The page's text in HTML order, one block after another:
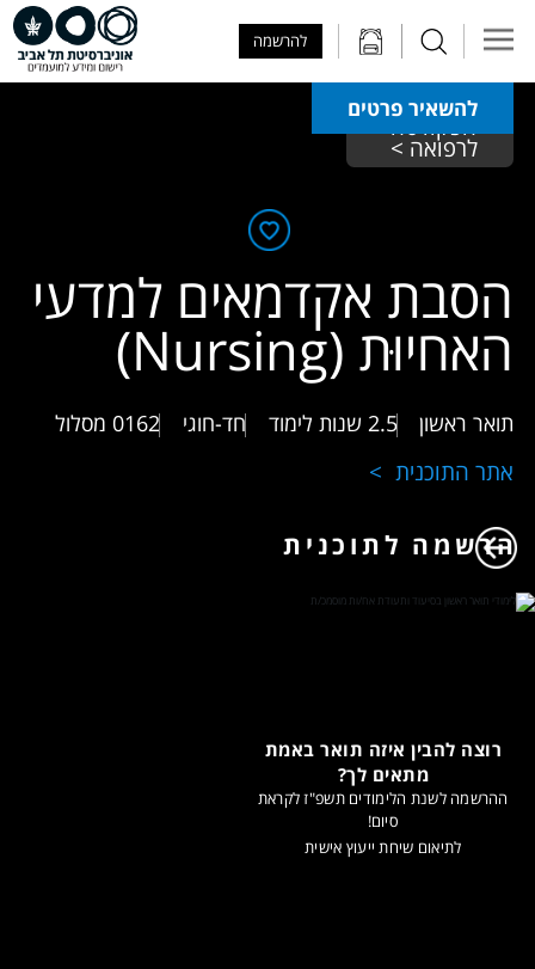
להרשמה
להשאיר פרטים
הפקולטה
לרפואה >
הסבת אקדמאים למדעי
האחיוּת (Nursing)
תואר ראשון 2.5 שנות לימוד חד-חוגי 0162 מסלול
אתר התוכנית
הרשמה לתוכנית
רוצה להבין איזה תואר באמת
מתאים לך?
ההרשמה לשנת הלימודים תשפ"ז לקראת
סיום!
לתיאום שיחת ייעוץ אישית